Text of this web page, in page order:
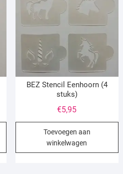
BEZ Stencil Eenhoorn (4
stuks)
€5,95
Toevoegen aan
winkelwagen